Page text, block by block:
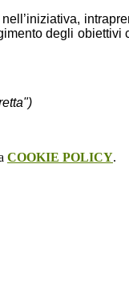
degli obiettivi
COOKIE POLICY.